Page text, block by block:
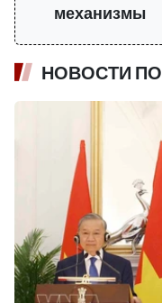
механизмы
НОВОСТИ